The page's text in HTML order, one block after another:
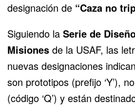
designación de “Caza no
Siguiendo la Serie de
Misiones de la USAF, las
nuevas designaciones
son prototipos (prefijo ‘Y’),
(código ‘Q’) y están